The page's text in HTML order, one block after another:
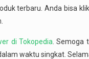
terbaru. Anda bisa
di Tokopedia .
waktu singkat.